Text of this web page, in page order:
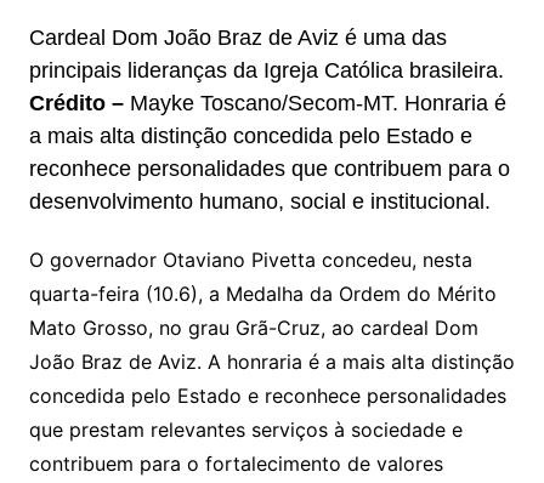
y
Li
n
k
s
A
p
p
gr
a
m
dI
n
l
e
Cl
a
s
sr
o
o
m
s
s
a
g
e
lo
o
k.
c
o
m
y
p
e
h
o
o
M
ai
l
e
a
d
s
ai
l
ar
e
Cardeal Dom João Braz de Aviz é uma das
principais lideranças da Igreja Católica brasileira.
Crédito – Mayke Toscano/Secom-MT. Honraria é
a mais alta distinção concedida pelo Estado e
reconhece personalidades que contribuem para o
desenvolvimento humano, social e institucional.
O governador Otaviano Pivetta concedeu, nesta
quarta-feira (10.6), a Medalha da Ordem do Mérito
Mato Grosso, no grau Grã-Cruz, ao cardeal Dom
João Braz de Aviz. A honraria é a mais alta distinção
concedida pelo Estado e reconhece personalidades
que prestam relevantes serviços à sociedade e
contribuem para o fortalecimento de valores